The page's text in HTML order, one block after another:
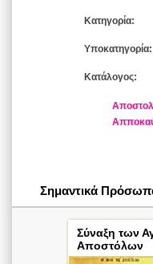
Κατηγορία:
Υποκατηγορία:
Κατάλογος:
Σημαντικά
Σύναξη των
Αποστόλων